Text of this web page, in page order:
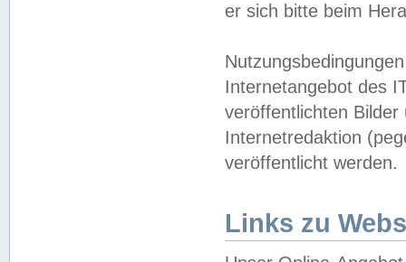
er sich bitte beim
Internetangebot des
veröffentlichten
Internetredaktion
veröffentlicht werden.
Links zu